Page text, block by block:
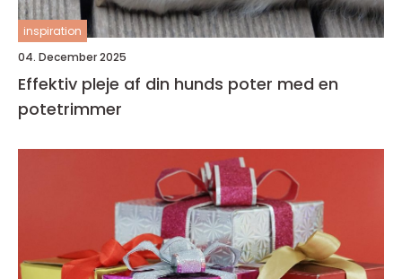
inspiration
04. December 2025
Effektiv pleje af din hunds poter med en
potetrimmer